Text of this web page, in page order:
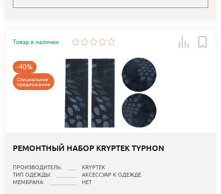
Товар в наличии
-40%
Специальное
предложение
РЕМОНТНЫЙ НАБОР KRYPTEK TYPHON
ПРОИЗВОДИТЕЛЬ:
KRYPTEK
ТИП ОДЕЖДЫ:
АКСЕССУАР К ОДЕЖДЕ
МЕМБРАНА:
НЕТ